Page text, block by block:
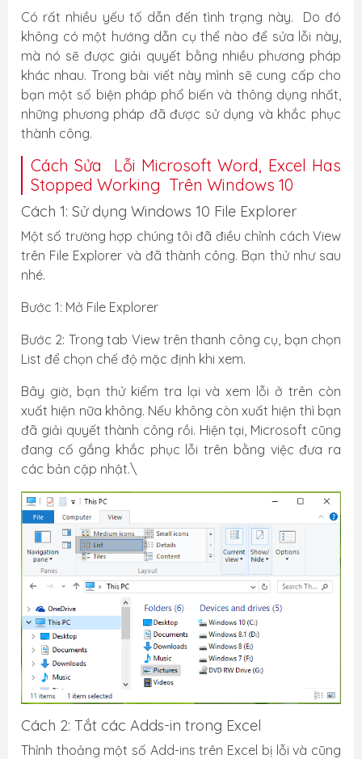
Có rất nhiều yếu tố dẫn đến tình trạng này. Do đó
không có một hướng dẫn cụ thể nào để sửa lỗi này,
mà nó sẽ được giải quyết bằng nhiều phương pháp
khác nhau. Trong bài viết này mình sẽ cung cấp cho
bạn một số biện pháp phổ biến và thông dụng nhất,
những phương pháp đã được sử dụng và khắc phục
thành công.
Cách Sửa Lỗi Microsoft Word, Excel Has
Stopped Working Trên Windows 10
Cách 1: Sử dụng Windows 10 File Explorer
Một số trường hợp chúng tôi đã điều chỉnh cách View
trên File Explorer và đã thành công. Bạn thử như sau
nhé.
Bước 1: Mở File Explorer
Bước 2: Trong tab View trên thanh công cụ, bạn chọn
List để chọn chế độ mặc định khi xem.
Bây giờ, bạn thử kiểm tra lại và xem lỗi ở trên còn
xuất hiện nữa không. Nếu không còn xuất hiện thì bạn
đã giải quyết thành công rồi. Hiện tại, Microsoft cũng
đang cố gắng khắc phục lỗi trên bằng việc đưa ra
các bản cập nhật.\
Cách 2: Tắt các Adds-in trong Excel
Thỉnh thoảng một số Add-ins trên Excel bị lỗi và cũng